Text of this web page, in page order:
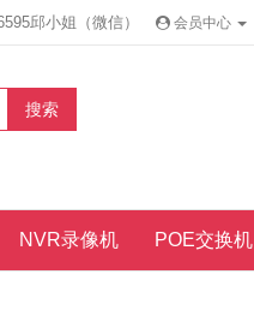
邱小姐（微信） 会员中心
搜索
NVR录像机 POE交换机